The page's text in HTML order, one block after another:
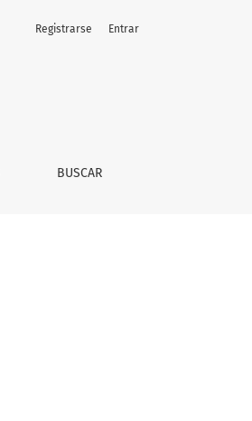
BUSCAR
Registrarse Entrar